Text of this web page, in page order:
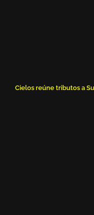
Cielos reúne tributos a